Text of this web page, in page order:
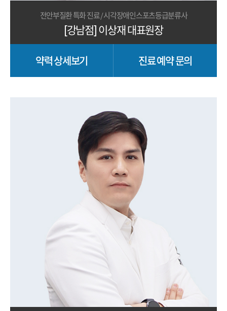
전안부질환 특화 진료 / 시각장애인스포츠등급분류사
[강남점] 이상재 대표원장
약력 상세보기 진료 예약 문의